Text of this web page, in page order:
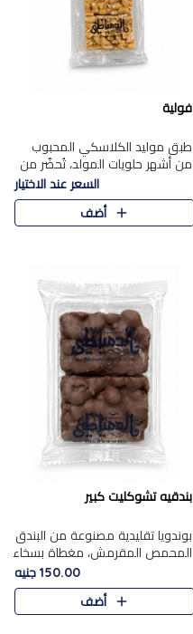
فولية
طبق موليد الكلاسكي المحبوب
من أشهر حلويات المولد، تُحضّر من
فول سوداني محمص بعناية
ومغلف بطبقة رقيقة من السكر
المكرمل، لتمنحك قرمشة أصيلة
السعر عند الاختيار
أضف
بندقيه تشوكليت كبير
بوندويا تقليدية مصنوعة من البندق
المحمص المقرمش، مغطاة بسخاء
بشوكولاتة فاخرة غنية لتحقيق
التوازن المثالي بين قوام القرمشة
ونكهة الشوكولاتة ا..
150.00 جنيه
أضف